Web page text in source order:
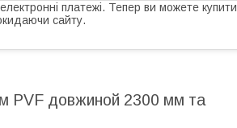
платежі. Тепер ви можете купити
сайту.
PVF довжиной 2300 мм та